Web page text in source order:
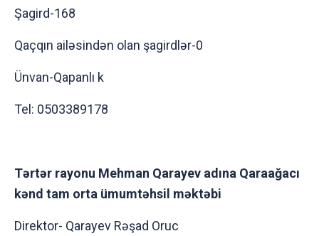
Şagird-168
Qaçqın ailəsindən olan şagirdlər-0
Ünvan-Qapanlı k
Tel: 0503389178
Tərtər rayonu Mehman Qarayev adına Qaraağacı
kənd tam orta ümumtəhsil məktəbi
Direktor- Qarayev Rəşad Oruc